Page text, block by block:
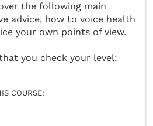
the following main
advice, how to voice health
your own points of view.
you check your level:
COURSE: